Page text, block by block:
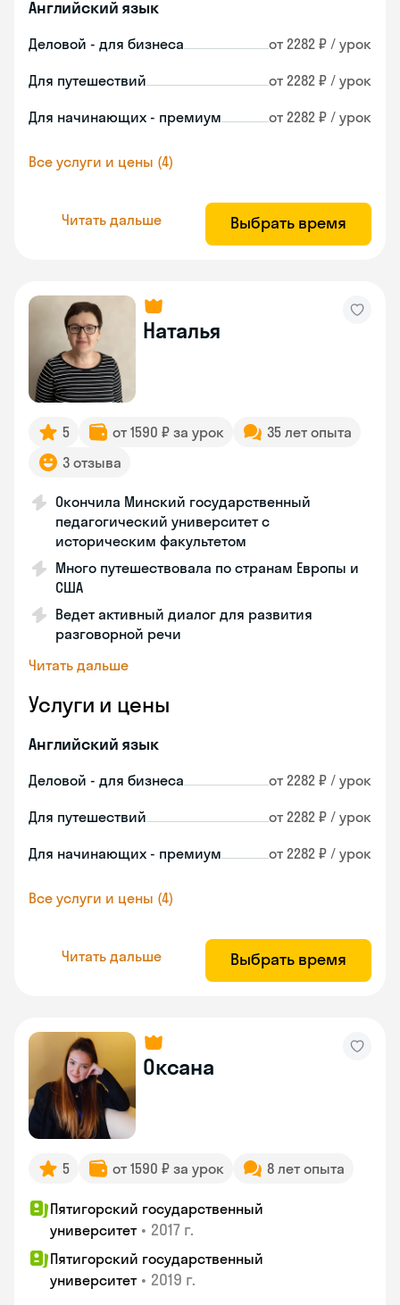
Английский язык
Деловой - для бизнеса от 2282 ₽ / урок
Для путешествий от 2282 ₽ / урок
Для начинающих - премиум от 2282 ₽ / урок
Все услуги и цены (4)
Читать дальше Выбрать время
Наталья
5 от 1590 ₽ за урок
35 лет опыта
3 отзыва
Окончила Минский государственный
педагогический университет с
историческим факультетом
Много путешествовала по странам Европы и
США
Ведет активный диалог для развития
разговорной речи
Читать дальше
Услуги и цены
Английский язык
Деловой - для бизнеса от 2282 ₽ / урок
Для путешествий от 2282 ₽ / урок
Для начинающих - премиум от 2282 ₽ / урок
Все услуги и цены (4)
Читать дальше Выбрать время
Оксана
5 от 1590 ₽ за урок 8 лет опыта
Пятигорский государственный
университет • 2017 г.
Пятигорский государственный
университет • 2019 г.